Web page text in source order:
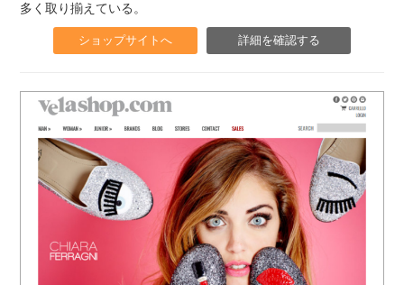
多く取り揃えている。
ショップサイトへ 詳細を確認する